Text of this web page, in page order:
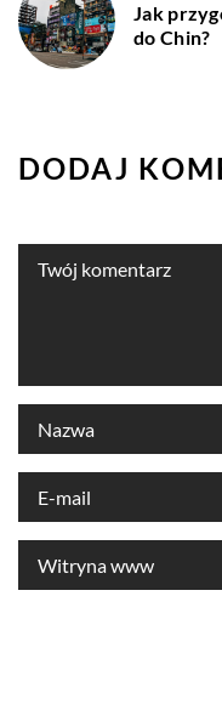
Jak
do Chin?
DODAJ